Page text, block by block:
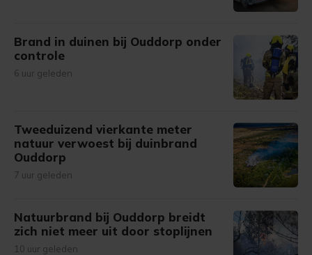
Brand in duinen bij Ouddorp onder
controle
6 uur geleden
Tweeduizend vierkante meter
natuur verwoest bij duinbrand
Ouddorp
7 uur geleden
Natuurbrand bij Ouddorp breidt
zich niet meer uit door stoplijnen
10 uur geleden